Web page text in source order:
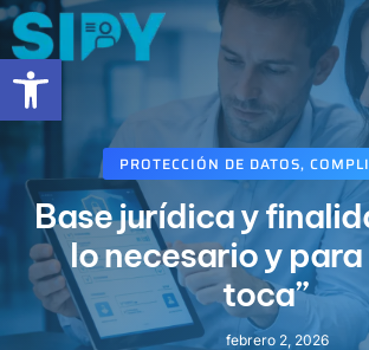
contenido
PROTECCIÓN DE DATOS,
Base jurídica y
lo necesario y para
toca”
febrero 2, 2026
Abrir barra de herramientas